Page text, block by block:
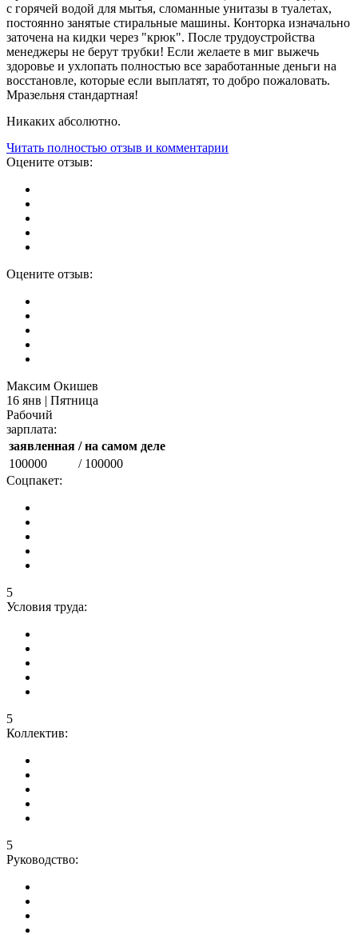
с горячей водой для мытья, сломанные унитазы в туалетах,
постоянно занятые стиральные машины. Конторка изначально
заточена на кидки через "крюк". После трудоустройства
менеджеры не берут трубки! Если желаете в миг выжечь
здоровье и ухлопать полностью все заработанные деньги на
восстановле, которые если выплатят, то добро пожаловать.
Мразельня стандартная!
Никаких абсолютно.
Читать полностью отзыв и комментарии
Оцените отзыв:
Оцените отзыв:
Максим Окишев
16 янв | Пятница
Рабочий
зарплата:
заявленная / на самом деле
100000
/ 100000
Соцпакет:
5
Условия труда:
5
Коллектив:
5
Руководство: